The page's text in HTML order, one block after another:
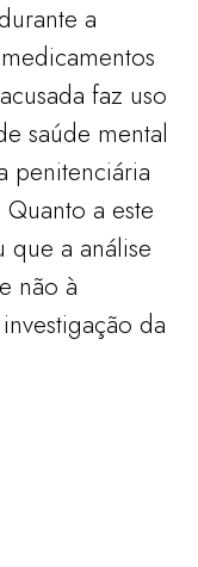
a
faz uso
saúde mental
penitenciária
a este
a análise
não à
da